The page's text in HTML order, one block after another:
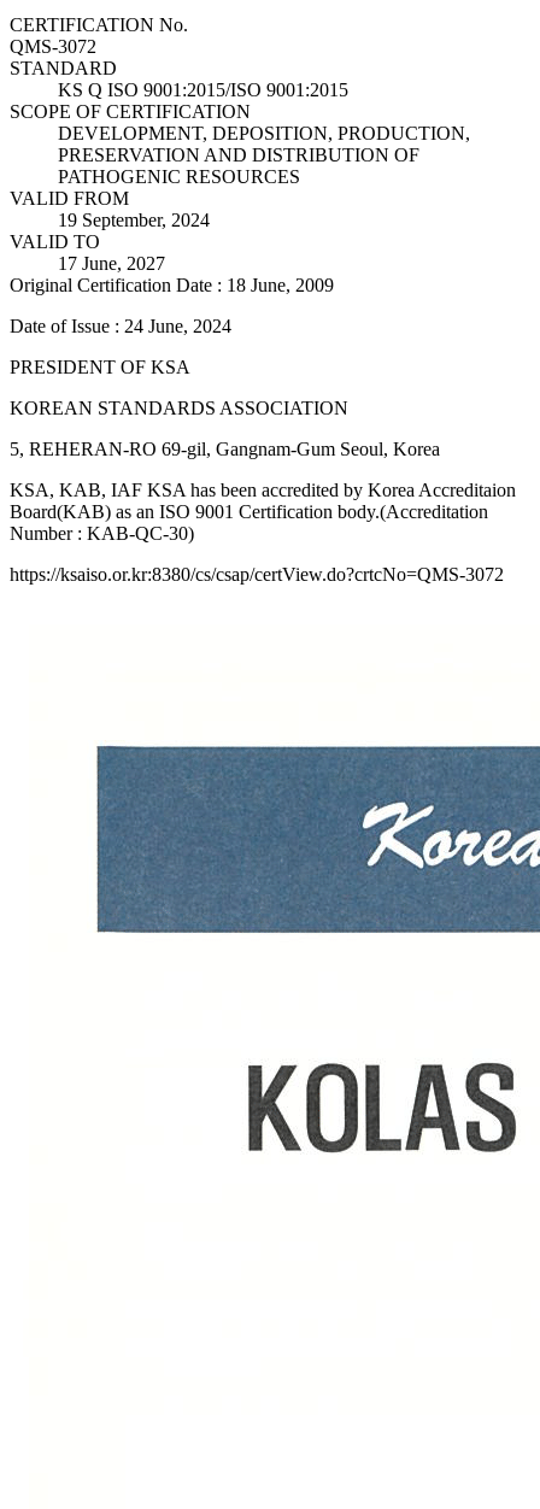
CERTIFICATION No.
QMS-3072
STANDARD
KS Q ISO 9001:2015/ISO 9001:2015
SCOPE OF CERTIFICATION
DEVELOPMENT, DEPOSITION, PRODUCTION,
PRESERVATION AND DISTRIBUTION OF
PATHOGENIC RESOURCES
VALID FROM
19 September, 2024
VALID TO
17 June, 2027
Original Certification Date : 18 June, 2009
Date of Issue : 24 June, 2024
PRESIDENT OF KSA
KOREAN STANDARDS ASSOCIATION
5, REHERAN-RO 69-gil, Gangnam-Gum Seoul, Korea
KSA, KAB, IAF KSA has been accredited by Korea Accreditaion
Board(KAB) as an ISO 9001 Certification body.(Accreditation
Number : KAB-QC-30)
https://ksaiso.or.kr:8380/cs/csap/certView.do?crtcNo=QMS-3072